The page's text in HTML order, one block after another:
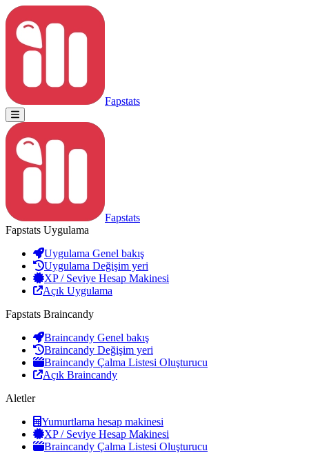
Fapstats
Fapstats
Fapstats Uygulama
Uygulama Genel bakış
Uygulama Değişim yeri
XP / Seviye Hesap Makinesi
Açık Uygulama
Fapstats Braincandy
Braincandy Genel bakış
Braincandy Değişim yeri
Braincandy Çalma Listesi Oluşturucu
Açık Braincandy
Aletler
Yumurtlama hesap makinesi
XP / Seviye Hesap Makinesi
Braincandy Çalma Listesi Oluşturucu